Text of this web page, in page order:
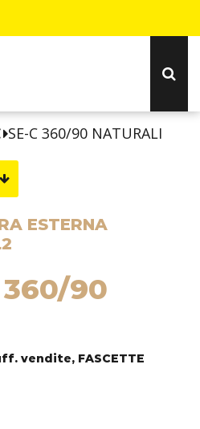
SE-C 360/90 NATURALI
ESTERNA
360/90
vendite, FASCETTE